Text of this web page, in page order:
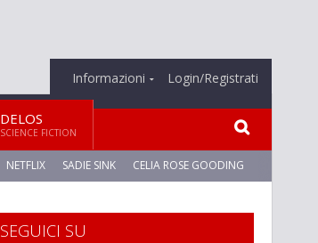
Informazioni Login/Registrati
DELOS
SCIENCE FICTION
NETFLIX SADIE SINK CELIA ROSE GOODING
SEGUICI SU